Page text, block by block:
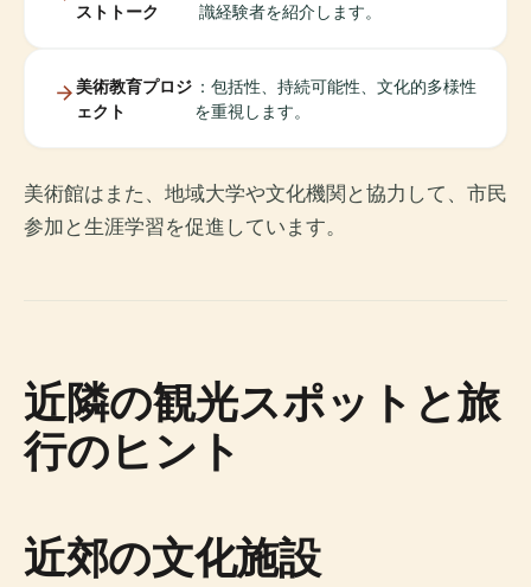
ストトーク
識経験者を紹介します。
美術教育プロジ
ェクト
：包括性、持続可能性、文化的多様性
を重視します。
美術館はまた、地域大学や文化機関と協力して、市民
参加と生涯学習を促進しています。
近隣の観光スポットと旅
行のヒント
近郊の文化施設